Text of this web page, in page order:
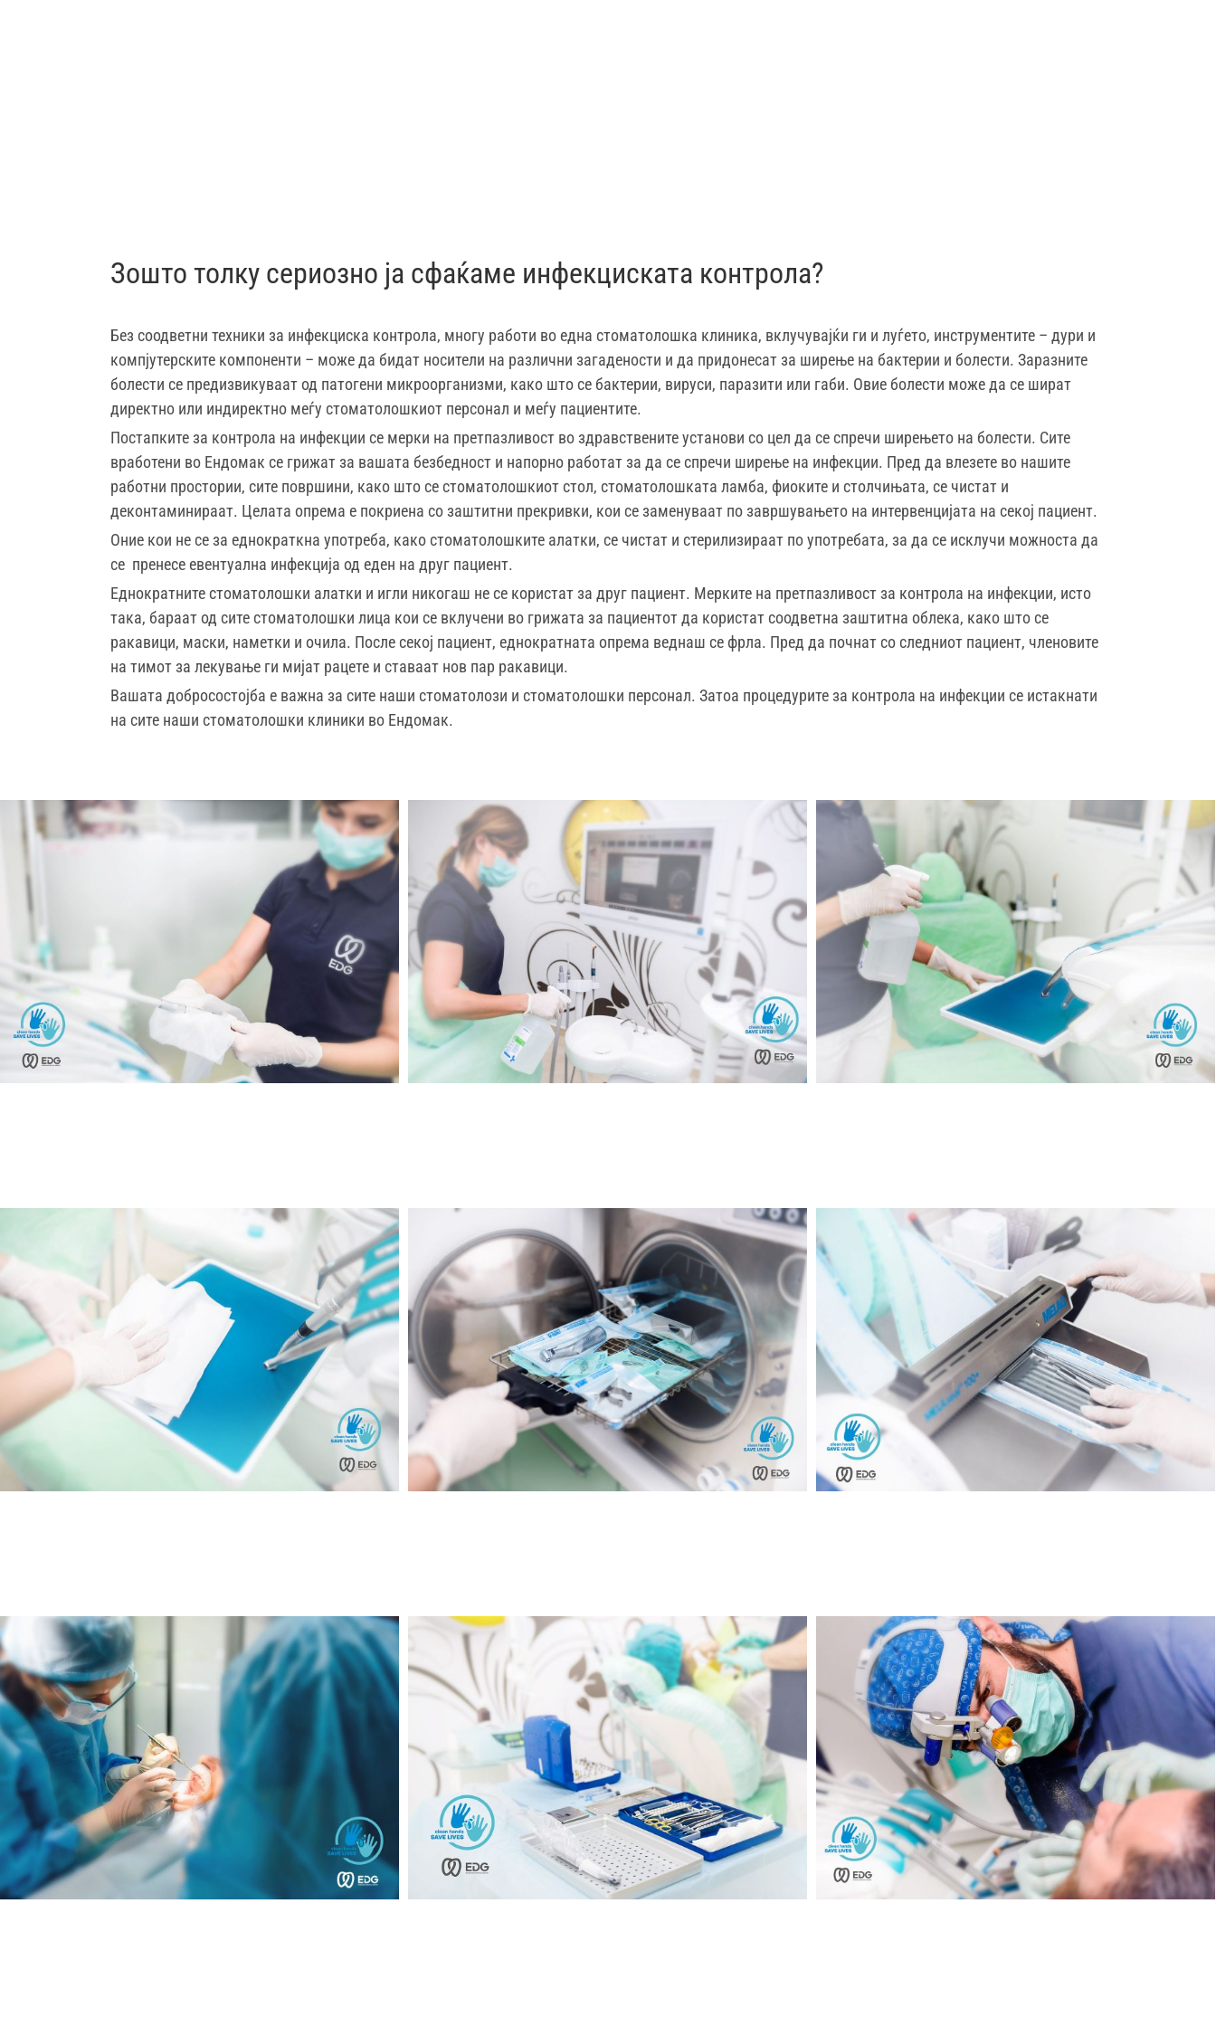
Зошто толку сериозно ја сфаќаме инфекциската контрола?
Без соодветни техники за инфекциска контрола, многу работи во една стоматолошка клиника, вклучувајќи ги и луѓето, инструментите – дури и
компјутерските компоненти – може да бидат носители на различни загадености и да придонесат за ширење на бактерии и болести. Заразните
болести се предизвикуваат од патогени микроорганизми, како што се бактерии, вируси, паразити или габи. Овие болести може да се шират
директно или индиректно меѓу стоматолошкиот персонал и меѓу пациентите.
Постапките за контрола на инфекции се мерки на претпазливост во здравствените установи со цел да се спречи ширењето на болести. Сите
вработени во Ендомак се грижат за вашата безбедност и напорно работат за да се спречи ширење на инфекции. Пред да влезете во нашите
работни простории, сите површини, како што се стоматолошкиот стол, стоматолошката ламба, фиоките и столчињата, се чистат и
деконтаминираат. Целата опрема е покриена со заштитни прекривки, кои се заменуваат по завршувањето на интервенцијата на секој пациент.
Оние кои не се за еднократкна употреба, како стоматолошките алатки, се чистат и стерилизираат по употребата, за да се исклучи можноста да
се пренесе евентуална инфекција од еден на друг пациент.
Еднократните стоматолошки алатки и игли никогаш не се користат за друг пациент. Мерките на претпазливост за контрола на инфекции, исто
така, бараат од сите стоматолошки лица кои се вклучени во грижата за пациентот да користат соодветна заштитна облека, како што се
ракавици, маски, наметки и очила. После секој пациент, еднократната опрема веднаш се фрла. Пред да почнат со следниот пациент, членовите
на тимот за лекување ги мијат рацете и ставаат нов пар ракавици.
Вашата добросостојба е важна за сите наши стоматолози и стоматолошки персонал. Затоа процедурите за контрола на инфекции се истакнати
на сите наши стоматолошки клиники во Ендомак.